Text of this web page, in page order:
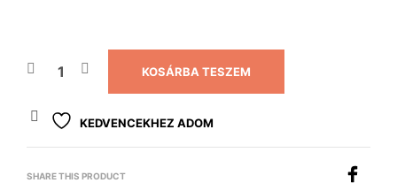
KOSÁRBA TESZEM
KEDVENCEKHEZ ADOM
SHARE THIS PRODUCT